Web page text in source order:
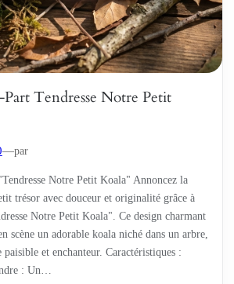
Tendresse Notre Petit
—par
Notre Petit Koala" Annoncez la
trésor avec douceur et originalité grâce à
Notre Petit Koala". Ce design charmant
scène un adorable koala niché dans un arbre,
paisible et enchanteur. Caractéristiques :
: Un…